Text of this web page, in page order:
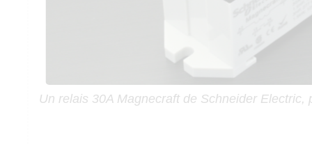
Un relais 30A Magnecraft de Schneider Electric,